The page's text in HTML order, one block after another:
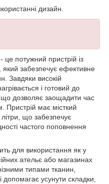
дизайн.
потужний пристрій із
забезпечує ефективне
Завдяки високій
і готовий до
що дозволяє заощадити час
Пристрій має місткий
що забезпечує
частого поповнення
для використання як у
ательє або магазинах
типами тканин,
допомагає усунути складки,